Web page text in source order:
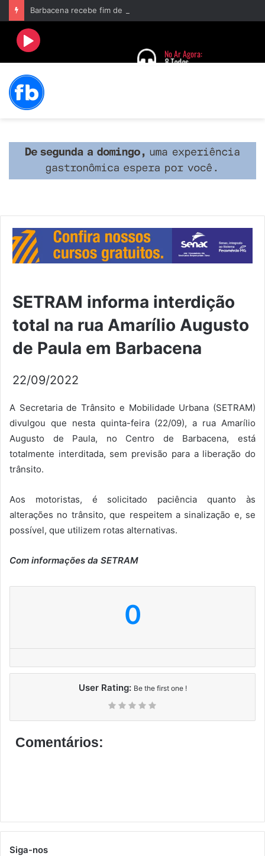
SETRAM informa interdição
total na rua Amarílio Augusto
de Paula em Barbacena
22/09/2022
A Secretaria de Trânsito e Mobilidade Urbana (SETRAM)
divulgou que nesta quinta-feira (22/09), a rua Amarílio
Augusto de Paula, no Centro de Barbacena, está
totalmente interditada, sem previsão para a liberação do
trânsito.
Aos motoristas, é solicitado paciência quanto às
alterações no trânsito, que respeitem a sinalização e, se
possível, que utilizem rotas alternativas.
Com informações da SETRAM
0
User Rating: Be the first one !
Comentários:
Siga-nos